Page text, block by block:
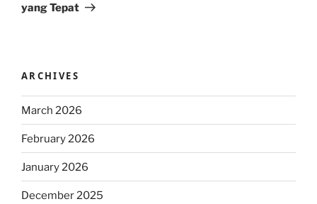
yang Tepat
ARCHIVES
March 2026
February 2026
January 2026
December 2025